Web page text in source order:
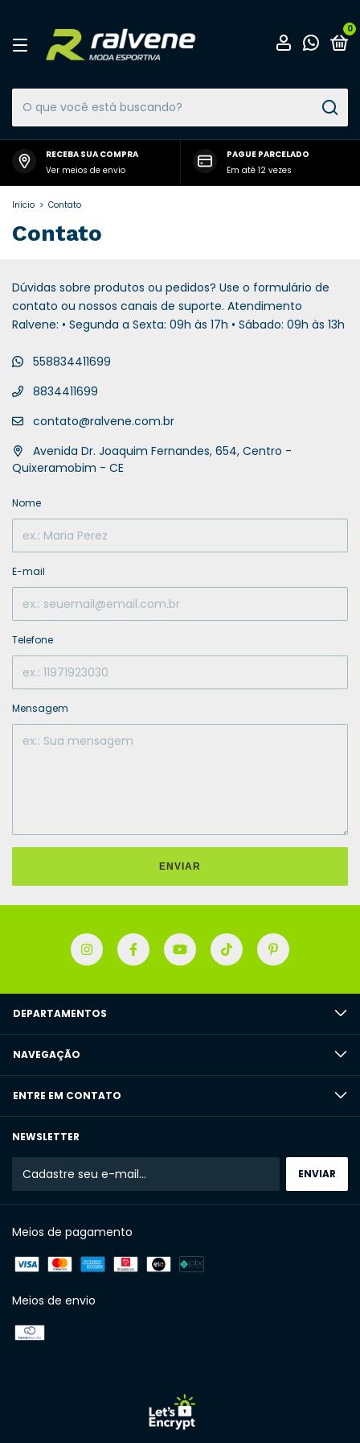
0
RECEBA SUA COMPRA
Ver meios de envio
PAGUE PARCELADO
Em até 12 vezes
Início > Contato
Contato
Dúvidas sobre produtos ou pedidos? Use o formulário de
contato ou nossos canais de suporte. Atendimento
Ralvene: • Segunda a Sexta: 09h às 17h • Sábado: 09h às 13h
558834411699
8834411699
contato@ralvene.com.br
Avenida Dr. Joaquim Fernandes, 654, Centro -
Quixeramobim - CE
Nome
E-mail
Telefone
Mensagem
ENVIAR
DEPARTAMENTOS
NAVEGAÇÃO
ENTRE EM CONTATO
NEWSLETTER
Meios de pagamento
Meios de envio